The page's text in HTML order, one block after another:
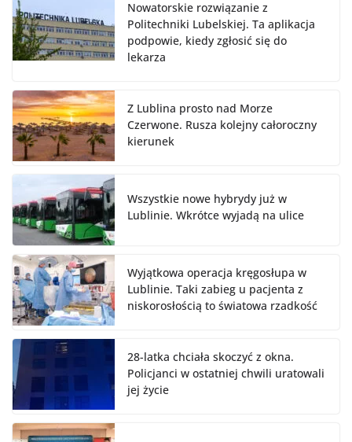
Nowatorskie rozwiązanie z
Politechniki Lubelskiej. Ta aplikacja
podpowie, kiedy zgłosić się do
lekarza
Z Lublina prosto nad Morze
Czerwone. Rusza kolejny całoroczny
kierunek
Wszystkie nowe hybrydy już w
Lublinie. Wkrótce wyjadą na ulice
Wyjątkowa operacja kręgosłupa w
Lublinie. Taki zabieg u pacjenta z
niskorosłością to światowa rzadkość
28-latka chciała skoczyć z okna.
Policjanci w ostatniej chwili uratowali
jej życie